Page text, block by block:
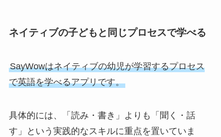
ネイティブの子どもと同じプロセスで学べる
SayWowはネイティブの幼児が学習するプロセス
で英語を学べるアプリです。
具体的には、「読み・書き」よりも「聞く・話
す」という実践的なスキルに重点を置いていま